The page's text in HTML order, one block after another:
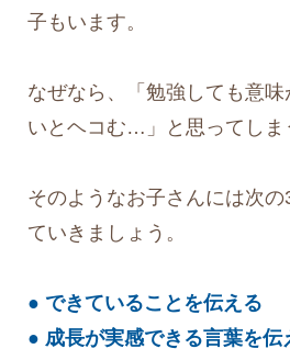
子もいます。
なぜなら、「勉強しても意
いとヘコむ…」と思ってしま
そのようなお子さんには次
ていきましょう。
● できていることを伝える
● 成長が実感できる言葉を伝